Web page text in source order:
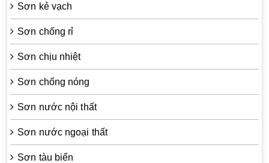
Sơn kẻ vạch
Sơn chống rỉ
Sơn chịu nhiệt
Sơn chống nóng
Sơn nước nội thất
Sơn nước ngoại thất
Sơn tàu biển